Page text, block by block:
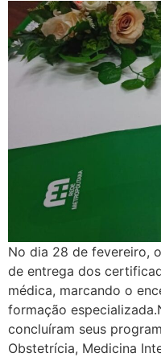
No dia 28 de fevereiro,
de entrega dos
médica, marcando o
formação
concluíram seus
Obstetrícia, Medicina